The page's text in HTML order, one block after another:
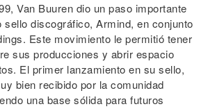
Van Buuren dio un paso importante
sello discográfico, Armind, en conjunto
Este movimiento le permitió tener
sus producciones y abrir espacio
El primer lanzamiento en su sello,
bien recibido por la comunidad
una base sólida para futuros